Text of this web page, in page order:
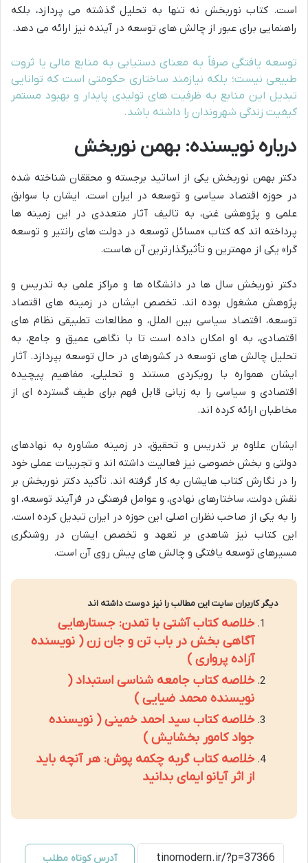
است. کتاب نوربخش نه تنها به تحلیل گذشته می پردازد، بلکه
راهنمایی برای عبور از چالش های توسعه در آینده نیز ارائه می دهد.
توسعه یافتگی صرفاً به معنای دستیابی به منابع مالی یا ثروت
طبیعی نیست؛ بلکه نیازمند ساختاری حکومتی است که توانایی
تبدیل این منابع به ظرفیت های تولیدی پایدار و بهبود مستمر
کیفیت زندگی شهروندان را داشته باشد.
درباره نویسنده: بهمن نوربخش
دکتر بهمن نوربخش یکی از اساتید برجسته و محققان شناخته شده
در حوزه اقتصاد سیاسی و توسعه در ایران است. ایشان با سوابق
علمی و پژوهشی غنی، به تالیف آثار متعددی در این زمینه ها
پرداخته اند که کتاب «مسائل توسعه در دولت های رانتیر و توسعه
گرا» یکی از مهمترین و تأثیرگذارترین آن هاست.
دکتر نوربخش سال ها در دانشگاه ها و مراکز علمی به تدریس و
پژوهش مشغول بوده اند. تخصص ایشان در زمینه های اقتصاد
توسعه، اقتصاد سیاسی بین الملل، و مطالعات تطبیقی نظام های
اقتصادی، به او امکان داده است تا با نگاهی عمیق و جامع، به
تحلیل چالش های توسعه در کشورهای در حال توسعه بپردازد. آثار
ایشان همواره با رویکردی مستند و تحلیلی، مفاهیم پیچیده
اقتصادی و سیاسی را به زبانی قابل فهم برای طیف گسترده ای از
مخاطبان ارائه کرده اند.
ایشان علاوه بر تدریس و تحقیق، در زمینه مشاوره به نهادهای
دولتی و بخش خصوصی نیز فعالیت داشته اند و تجربیات عملی خود
را در نگارش کتاب هایشان به کار گرفته اند. تأکید دکتر نوربخش بر
نقش دولت، ساختارهای نهادی، و عوامل فرهنگی در فرآیند توسعه، او
را به یکی از صاحب نظران اصلی این حوزه در ایران تبدیل کرده است.
این کتاب نیز شاهدی بر تعهد و تخصص ایشان در روشنگری
مسیرهای توسعه یافتگی و چالش های پیش روی آن است.
دیگر کاربران سایت این مطالب را نیز دوست داشته اند
خلاصه کتاب آشتی با تمدن: جستارهایی
آگاهی بخش در باب تن و جان زن ( نویسنده
آزاده پرواری )
خلاصه کتاب جامعه شناسی استبداد (
نویسنده محمد ضیایی )
خلاصه کتاب سید احمد خمینی ( نویسنده
جواد کامور بخشایش )
خلاصه کتاب گربه چکمه پوش: هر آنچه باید
از اثر آیانو ایمای بدانید
آدرس کوتاه مطلب